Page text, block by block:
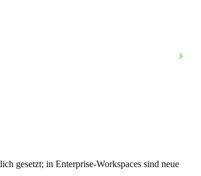
gesetzt; in Enterprise-Workspaces sind neue